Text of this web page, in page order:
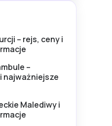
– rejs, ceny i
–
najważniejsze
Malediwy i